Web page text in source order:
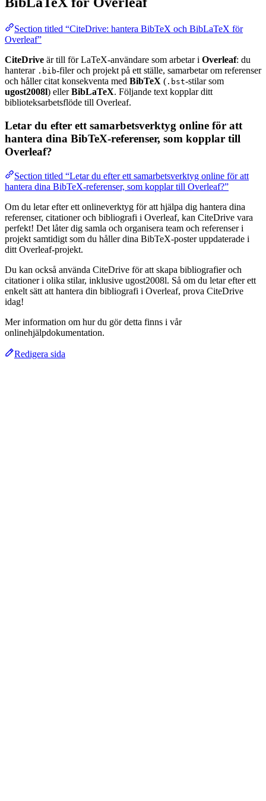
Section titled “CiteDrive: hantera BibTeX och BibLaTeX för
Overleaf”
CiteDrive är till för LaTeX-användare som arbetar i Overleaf: du
hanterar .bib-filer och projekt på ett ställe, samarbetar om referenser
och håller citat konsekventa med BibTeX ( .bst-stilar som
ugost2008l) ellerBibLaTeX. Följande text kopplar ditt
biblioteksarbetsflöde till Overleaf.
Letar du efter ett samarbetsverktyg online för att
hantera dina BibTeX-referenser, som kopplar till
Overleaf?
Section titled “Letar du efter ett samarbetsverktyg online för att
hantera dina BibTeX-referenser, som kopplar till Overleaf?”
Om du letar efter ett onlineverktyg för att hjälpa dig hantera dina
referenser, citationer och bibliografi i Overleaf, kan CiteDrive vara
perfekt! Det låter dig samla och organisera team och referenser i
projekt samtidigt som du håller dina BibTeX-poster uppdaterade i
ditt Overleaf-projekt.
Du kan också använda CiteDrive för att skapa bibliografier och
citationer i olika stilar, inklusive ugost2008l. Så om du letar efter ett
enkelt sätt att hantera din bibliografi i Overleaf, prova CiteDrive
idag!
Mer information om hur du gör detta finns i vår
onlinehjälpdokumentation.
Redigera sida